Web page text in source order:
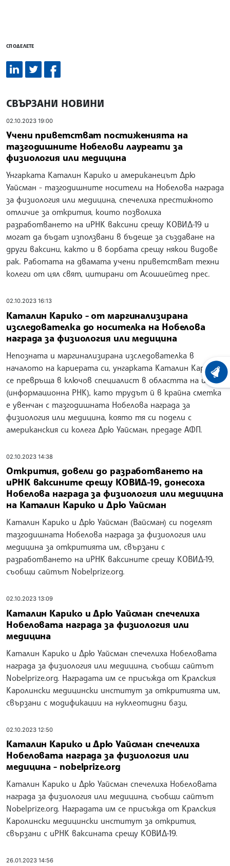
СПОДЕЛЕТЕ
СВЪРЗАНИ НОВИНИ
02.10.2023 19:00
Учени приветстват постиженията на
тазгодишните Нобелови лауреати за
физиология или медицина
Унгарката Каталин Карико и американецът Дрю
Уайсман - тазгодишните носители на Нобелова награда
за физиология или медицина, спечелиха престижното
отличие за открития, които позволиха
разработването на иРНК ваксини срещу КОВИД-19 и
могат да бъдат използвани в бъдеще за създаване на
други ваксини, както и в борбата срещу някои видове
рак. Работата на двамата учени приветстват техни
колеги от цял свят, цитирани от Асошиейтед прес.
02.10.2023 16:13
Каталин Карико - от маргинализирана
изследователка до носителка на Нобелова
награда за физиология или медицина
Непозната и маргинализирана изследователка в
началото на кариерата си, унгарката Каталин Карико
се превръща в ключов специалист в областта на иРНК
(информационна РНК), като трудът й в крайна сметка
е увенчан с тазгодишната Нобелова награда за
физиология или медицина, която тя си подели с
американския си колега Дрю Уайсман, предаде АФП.
02.10.2023 14:38
Открития, довели до разработването на
иРНК ваксините срещу КОВИД-19, донесоха
Нобелова награда за физиология или медицина
на Каталин Карико и Дрю Уайсман
Каталин Карико и Дрю Уайсман (Вайсман) си поделят
тазгодишната Нобелова награда за физиология или
медицина за откритията им, свързани с
разработването на иРНК ваксините срещу КОВИД-19,
съобщи сайтът Nobelprize.org.
02.10.2023 13:09
Каталин Карико и Дрю Уайсман спечелиха
Нобеловата награда за физиология или
медицина
Каталин Карико и Дрю Уайсман спечелиха Нобеловата
награда за физиология или медицина, съобщи сайтът
Nobelprize.org. Наградата им се присъжда от Кралския
Каролински медицински институт за откритията им,
свързани с модификации на нуклеотидни бази,
02.10.2023 12:50
Каталин Карико и Дрю Уайсман спечелиха
Нобеловата награда за физиология или
медицина - nobelprize.org
Каталин Карико и Дрю Уайсман спечелиха Нобеловата
награда за физиология или медицина, съобщи сайтът
Nobelprize.org. Наградата им се присъжда от Кралския
Каролински медицински институт за открития,
свързани с иРНК ваксината срещу КОВИД-19.
26.01.2023 14:56